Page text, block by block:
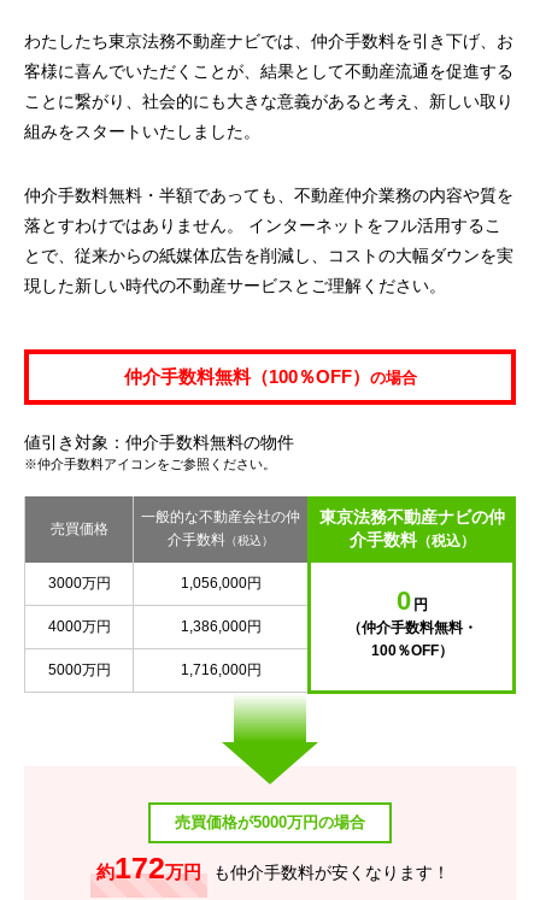
わたしたち東京法務不動産ナビでは、仲介手数料を引き下げ、お
客様に喜んでいただくことが、結果として不動産流通を促進する
ことに繋がり、社会的にも大きな意義があると考え、新しい取り
組みをスタートいたしました。
仲介手数料無料・半額であっても、不動産仲介業務の内容や質を
落とすわけではありません。 インターネットをフル活用するこ
とで、従来からの紙媒体広告を削減し、コストの大幅ダウンを実
現した新しい時代の不動産サービスとご理解ください。
仲介手数料無料（100％OFF） の場合
値引き対象：仲介手数料無料の物件
※仲介手数料アイコンをご参照ください。
売買価格
一般的な不動産会社の仲
介手数料 （税込）
東京法務不動産ナビの仲
介手数料（税込）
3000万円 1,056,000円
0 円
（仲介手数料無料・
100％OFF）
4000万円 1,386,000円
5000万円 1,716,000円
売買価格が5000万円の場合
約172万円 も仲介手数料が安くなります！